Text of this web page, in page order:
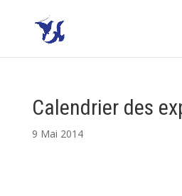
Calendrier des
9 Mai 2014